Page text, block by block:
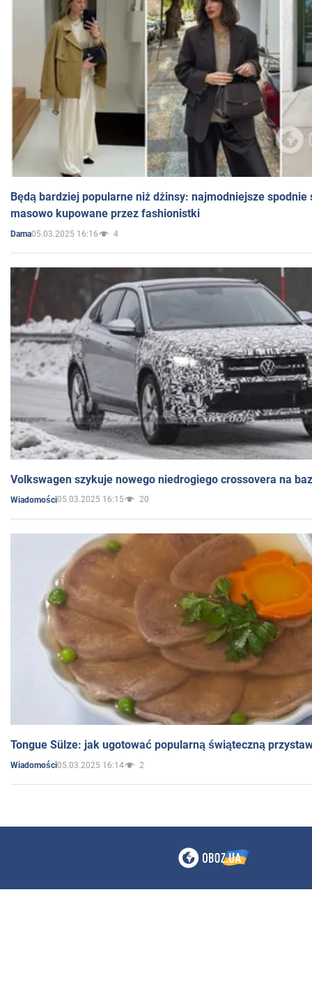
Będą bardziej popularne niż dżinsy: najmodniejsze spodnie
masowo kupowane przez fashionistki
Dama05.03.2025 16:16 4
Volkswagen szykuje nowego niedrogiego crossovera na
Wiadomości05.03.2025 16:15 20
Tongue Sülze: jak ugotować popularną świąteczną
Wiadomości05.03.2025 16:14 2